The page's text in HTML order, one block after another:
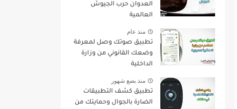
العدوان حرب الجيوش
العالمية
منذ عام
تطبيق صوتك وصل لمعرفة
وضعك القانوني من وزارة
الداخلية
منذ بضع شهور
تطبيق كشف التطبيقات
الضارة بالجوال وحمايتك من